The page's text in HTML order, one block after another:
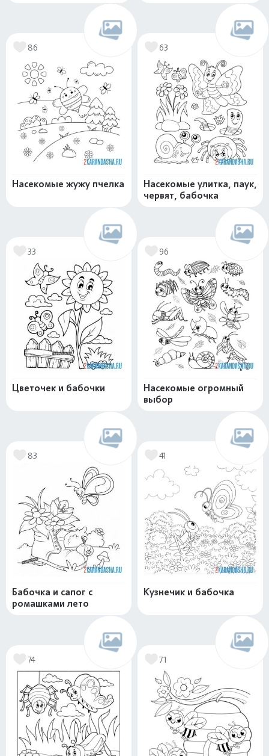
86
Насекомые жужу пчелка
63
Насекомые улитка, паук,
червят, бабочка
33
Цветочек и бабочки
96
Насекомые огромный
выбор
83
Бабочка и сапог с
ромашками лето
41
Кузнечик и бабочка
74 71